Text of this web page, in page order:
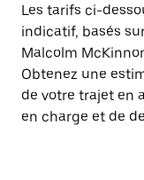
Les tarifs ci-
indicatif, basés
Malcolm
Obtenez une
de votre trajet en
en charge et de